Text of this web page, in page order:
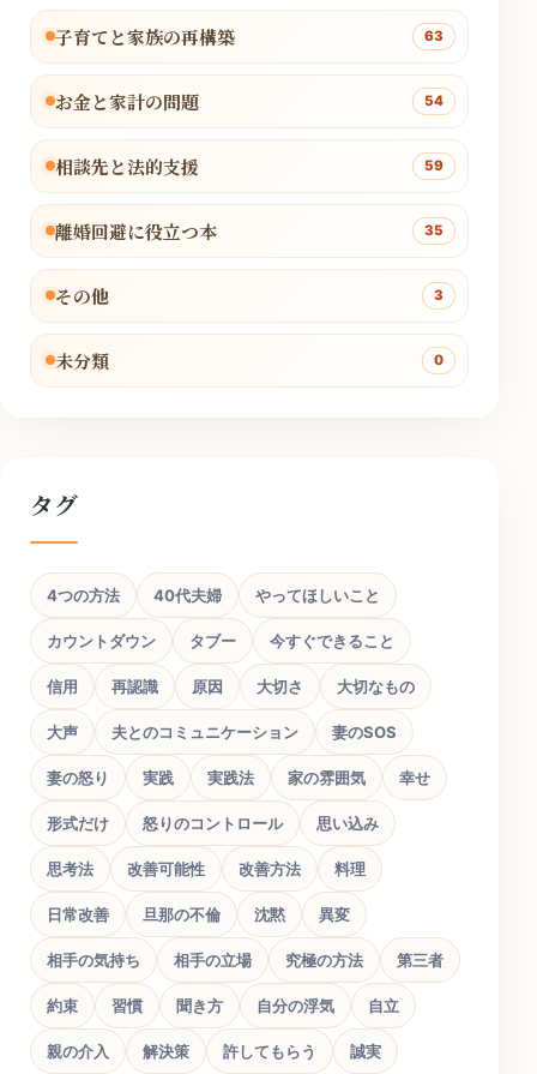
子育てと家族の再構築 63
お金と家計の問題 54
相談先と法的支援 59
離婚回避に役立つ本 35
その他 3
未分類 0
タグ
4つの方法 40代夫婦 やってほしいこと
カウントダウン タブー 今すぐできること
信用 再認識 原因 大切さ 大切なもの
大声 夫とのコミュニケーション 妻のSOS
妻の怒り 実践 実践法 家の雰囲気 幸せ
形式だけ 怒りのコントロール 思い込み
思考法 改善可能性 改善方法 料理
日常改善 旦那の不倫 沈黙 異変
相手の気持ち 相手の立場 究極の方法 第三者
約束 習慣 聞き方 自分の浮気 自立
親の介入 解決策 許してもらう 誠実